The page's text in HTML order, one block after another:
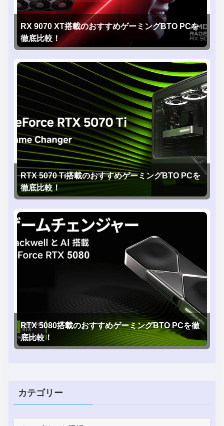
RX 9070 XT搭載のおすすめゲーミングBTO PCを
徹底比較！
RTX 5070 Ti搭載のおすすめゲーミングBTO PCを
徹底比較！
RTX 5080搭載のおすすめゲーミングBTO PCを徹
底比較！
カテゴリー